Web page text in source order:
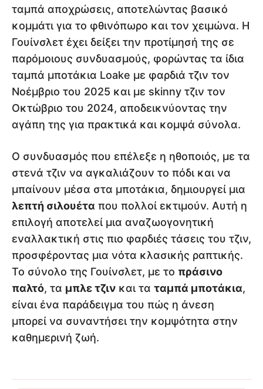
ταμπά αποχρώσεις, αποτελώντας βασικό
κομμάτι για το φθινόπωρο και τον χειμώνα. Η
Γουίνσλετ έχει δείξει την προτίμησή της σε
παρόμοιους συνδυασμούς, φορώντας τα ίδια
ταμπά μποτάκια Loake με φαρδιά τζιν τον
Νοέμβριο του 2025 και με skinny τζιν τον
Οκτώβριο του 2024, αποδεικνύοντας την
αγάπη της για πρακτικά και κομψά σύνολα.
Ο συνδυασμός που επέλεξε η ηθοποιός, με τα
στενά τζιν να αγκαλιάζουν το πόδι και να
μπαίνουν μέσα στα μποτάκια, δημιουργεί μια
λεπτή σιλουέτα που πολλοί εκτιμούν. Αυτή η
επιλογή αποτελεί μια αναζωογονητική
εναλλακτική στις πιο φαρδιές τάσεις του τζιν,
προσφέροντας μια νότα κλασικής ραπτικής.
Το σύνολο της Γουίνσλετ, με το πράσινο
παλτό, τα μπλε τζιν και τα ταμπά μποτάκια,
είναι ένα παράδειγμα του πώς η άνεση
μπορεί να συναντήσει την κομψότητα στην
καθημερινή ζωή.